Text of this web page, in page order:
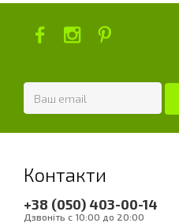
Контакти
+38 (050) 403-00-14
Дзвоніть с 10:00 до 20:00